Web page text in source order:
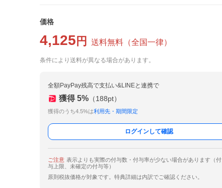
価格
4,125 円 送料無料 （全国一律）
条件により送料が異なる場合があります。
全額PayPay残高で支払い&LINEと連携で
獲得 5% （188pt）
獲得のうち4.5%は利用先・期間限定
ログインして確認
ご注意 表示よりも実際の付与数・付与率が少ない場合があります（付
与上限、未確定の付与等）
原則税抜価格が対象です。特典詳細は内訳でご確認ください。